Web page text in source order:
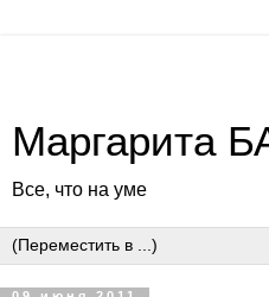
Маргарита
Все, что на уме